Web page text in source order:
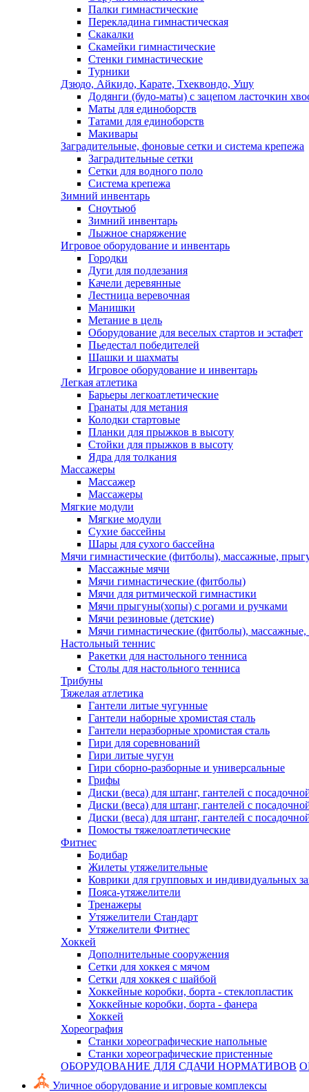
Палки гимнастические
Перекладина гимнастическая
Скакалки
Скамейки гимнастические
Стенки гимнастические
Турники
Дзюдо, Айкидо, Карате, Тхеквондо, Ушу
Додянги (будо-маты) с зацепом ласточкин
Маты для единоборств
Татами для единоборств
Макивары
Заградительные, фоновые сетки и система крепежа
Заградительные сетки
Сетки для водного поло
Система крепежа
Зимний инвентарь
Сноутьюб
Зимний инвентарь
Лыжное снаряжение
Игровое оборудование и инвентарь
Городки
Дуги для подлезания
Качели деревянные
Лестница веревочная
Манишки
Метание в цель
Оборудование для веселых стартов и эстафет
Пьедестал победителей
Шашки и шахматы
Игровое оборудование и инвентарь
Легкая атлетика
Барьеры легкоатлетические
Гранаты для метания
Колодки стартовые
Планки для прыжков в высоту
Стойки для прыжков в высоту
Ядра для толкания
Массажеры
Массажер
Массажеры
Мягкие модули
Мягкие модули
Сухие бассейны
Шары для сухого бассейна
Мячи гимнастические (фитболы), массажные,
Массажные мячи
Мячи гимнастические (фитболы)
Мячи для ритмической гимнастики
Мячи прыгуны(хопы) с рогами и ручками
Мячи резиновые (детские)
Мячи гимнастические (фитболы),
Настольный теннис
Ракетки для настольного тенниса
Столы для настольного тенниса
Трибуны
Тяжелая атлетика
Гантели литые чугунные
Гантели наборные хромистая сталь
Гантели неразборные хромистая сталь
Гири для соревнований
Гири литые чугун
Гири сборно-разборные и универсальные
Грифы
Диски (веса) для штанг, гантелей с
Диски (веса) для штанг, гантелей с
Диски (веса) для штанг, гантелей с
Помосты тяжелоатлетические
Фитнес
Бодибар
Жилеты утяжелительные
Коврики для групповых и индивидуальных
Пояса-утяжелители
Тренажеры
Утяжелители Стандарт
Утяжелители Фитнес
Хоккей
Дополнительные сооружения
Сетки для хоккея с мячом
Сетки для хоккея с шайбой
Хоккейные коробки, борта - стеклопластик
Хоккейные коробки, борта - фанера
Хоккей
Хореография
Станки хореографические напольные
Станки хореографические пристенные
ОБОРУДОВАНИЕ ДЛЯ СДАЧИ НОРМАТИВОВ
Уличное оборудование и игровые комплексы